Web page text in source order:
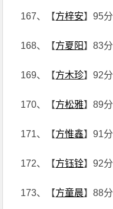
167、【方梓安】95分
168、【方夏阳】83分
169、【方木珍】92分
170、【方松雅】89分
171、【方惟鑫】91分
172、【方钰铨】92分
173、【方童晨】88分